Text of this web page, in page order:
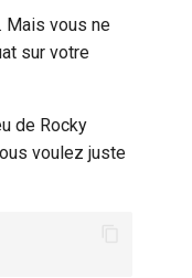
Mais vous ne
sur votre
de Rocky
voulez juste